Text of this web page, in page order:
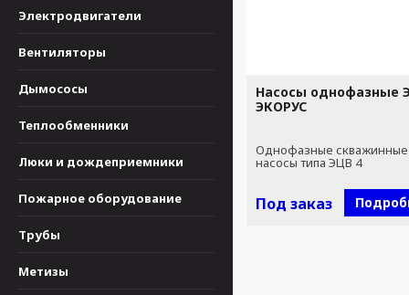
Электродвигатели
Вентиляторы
Дымососы
Теплообменники
Люки и дождеприемники
Пожарное оборудование
Трубы
Метизы
Насосы однофазные
ЭКОРУС
Однофазные скважинные
насосы типа ЭЦВ 4
Под заказ